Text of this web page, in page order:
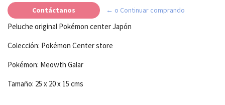
Contáctanos ← o Continuar comprando
Peluche original Pokémon center Japón
Colección: Pokémon Center store
Pokémon: Meowth Galar
Tamaño: 25 x 20 x 15 cms